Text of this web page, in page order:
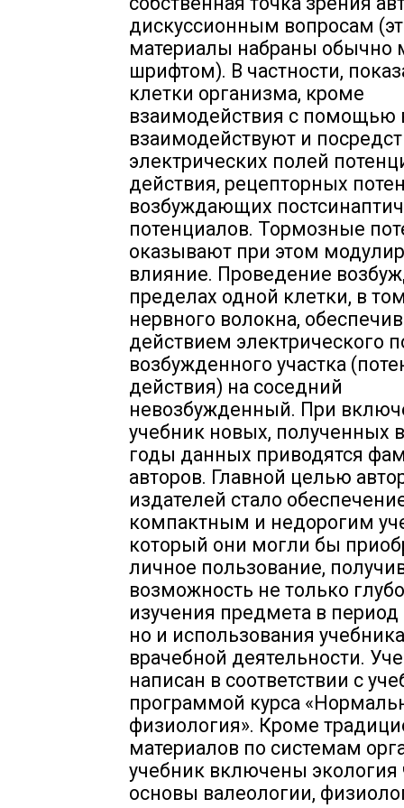
дискуссионным вопросам
материалы набраны обычно
шрифтом). В частности,
клетки организма, кроме
взаимодействия с помощью
взаимодействуют и
электрических полей
действия, рецепторных
возбуждающих
потенциалов. Тормозные
оказывают при этом
влияние. Проведение
пределах одной клетки, в
нервного волокна,
действием электрического
возбужденного участка
действия) на соседний
невозбужденный. При
учебник новых, полученных
годы данных приводятся
авторов. Главной целью
издателей стало
компактным и недорогим
который они могли бы
личное пользование,
возможность не только
изучения предмета в период
но и использования
врачебной деятельности.
написан в соответствии с
программой курса
физиология». Кроме
материалов по системам
учебник включены экология
основы валеологии,